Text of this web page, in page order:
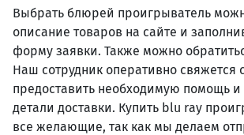
Выбрать блюрей проигрыватель
описание товаров на сайте и
форму заявки. Также можно
Наш сотрудник оперативно свяжется
предоставить необходимую помощь и
детали доставки. Купить blu ray
все желающие, так как мы делаем